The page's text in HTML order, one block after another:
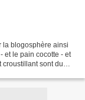
la blogosphère ainsi
et le pain cocotte - et
croustillant sont du